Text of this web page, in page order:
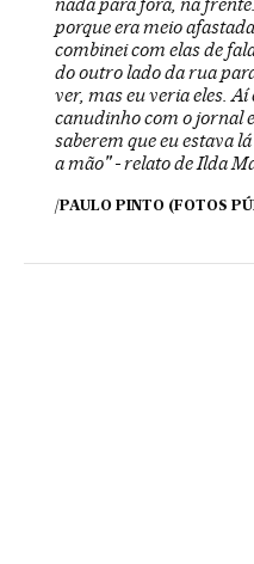
porque era meio
combinei com elas de
do outro lado da rua
ver, mas eu veria eles.
canudinho com o jornal
saberem que eu estava
a mão" - relato de Ilda
/PAULO PINTO (FOTOS